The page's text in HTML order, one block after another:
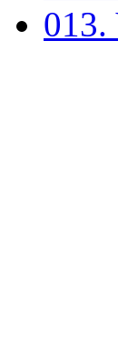
013.